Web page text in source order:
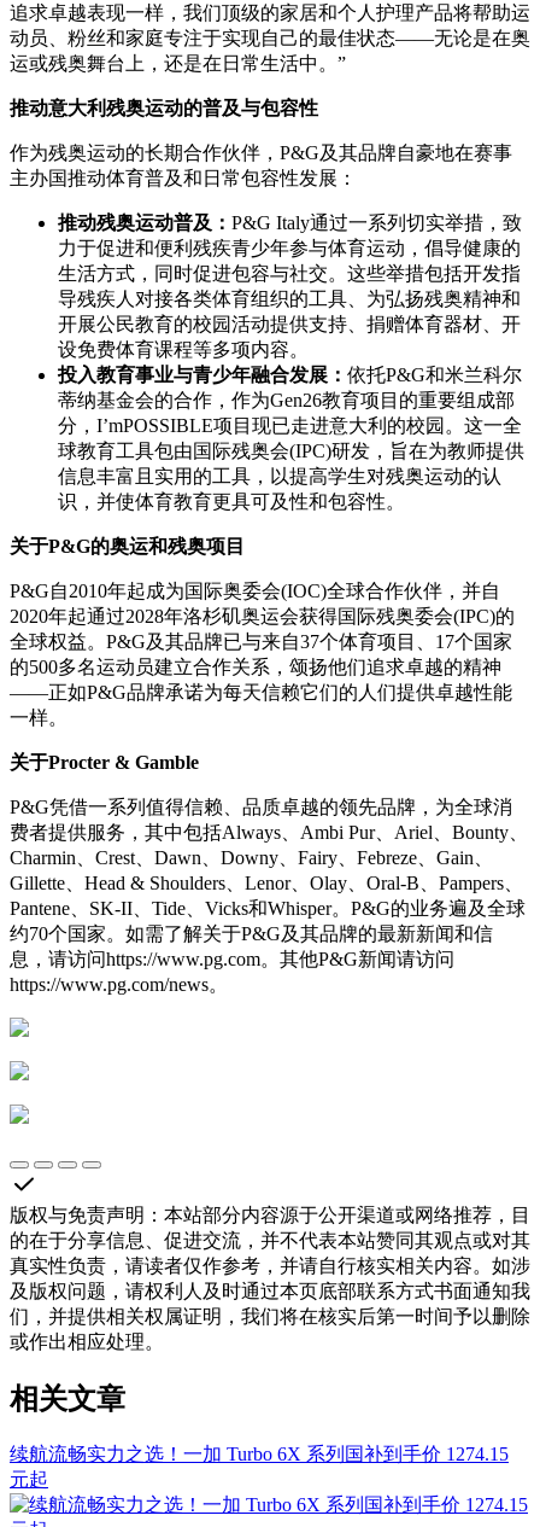
追求卓越表现一样，我们顶级的家居和个人护理产品将帮助运
动员、粉丝和家庭专注于实现自己的最佳状态——无论是在奥
运或残奥舞台上，还是在日常生活中。”
推动意大利残奥运动的普及与包容性
作为残奥运动的长期合作伙伴，P&G及其品牌自豪地在赛事
主办国推动体育普及和日常包容性发展：
推动残奥运动普及： P&G Italy通过一系列切实举措，致
力于促进和便利残疾青少年参与体育运动，倡导健康的
生活方式，同时促进包容与社交。这些举措包括开发指
导残疾人对接各类体育组织的工具、为弘扬残奥精神和
开展公民教育的校园活动提供支持、捐赠体育器材、开
设免费体育课程等多项内容。
投入教育事业与青少年融合发展： 依托P&G和米兰科尔
蒂纳基金会的合作，作为Gen26教育项目的重要组成部
分，I’mPOSSIBLE项目现已走进意大利的校园。这一全
球教育工具包由国际残奥会(IPC)研发，旨在为教师提供
信息丰富且实用的工具，以提高学生对残奥运动的认
识，并使体育教育更具可及性和包容性。
关于P&G的奥运和残奥项目
P&G自2010年起成为国际奥委会(IOC)全球合作伙伴，并自
2020年起通过2028年洛杉矶奥运会获得国际残奥委会(IPC)的
全球权益。P&G及其品牌已与来自37个体育项目、17个国家
的500多名运动员建立合作关系，颂扬他们追求卓越的精神
——正如P&G品牌承诺为每天信赖它们的人们提供卓越性能
一样。
关于Procter & Gamble
P&G凭借一系列值得信赖、品质卓越的领先品牌，为全球消
费者提供服务，其中包括Always、Ambi Pur、Ariel、Bounty、
Charmin、Crest、Dawn、Downy、Fairy、Febreze、Gain、
Gillette、Head & Shoulders、Lenor、Olay、Oral-B、Pampers、
Pantene、SK-II、Tide、Vicks和Whisper。P&G的业务遍及全球
约70个国家。如需了解关于P&G及其品牌的最新新闻和信
息，请访问https://www.pg.com。其他P&G新闻请访问
https://www.pg.com/news。
版权与免责声明 ： 本站部分内容源于公开渠道或网络推荐，目
的在于分享信息、促进交流，并不代表本站赞同其观点或对其
真实性负责，请读者仅作参考，并请自行核实相关内容。如涉
及版权问题，请权利人及时通过本页底部联系方式书面通知我
们，并提供相关权属证明，我们将在核实后第一时间予以删除
或作出相应处理。
相关文章
续航流畅实力之选！一加 Turbo 6X 系列国补到手价 1274.15
元起